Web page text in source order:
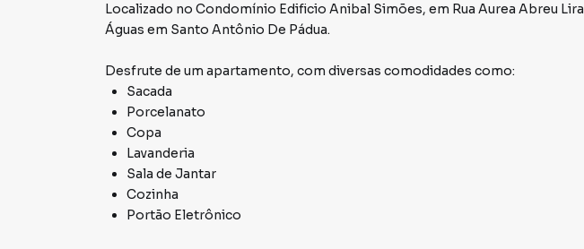
Localizado no Condomínio Edificio Anibal Simões, em Rua Aurea Abreu Lira
Águas em Santo Antônio De Pádua.
Desfrute de um apartamento, com diversas comodidades como:
Sacada
Porcelanato
Copa
Lavanderia
Sala de Jantar
Cozinha
Portão Eletrônico